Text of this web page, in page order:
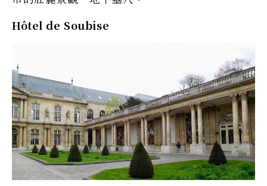
Hôtel de Soubise